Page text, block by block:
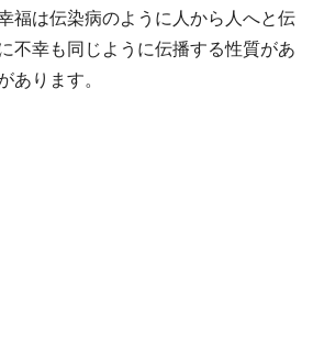
福は伝染病のように人から人へと伝
不幸も同じように伝播する性質があ
あります。